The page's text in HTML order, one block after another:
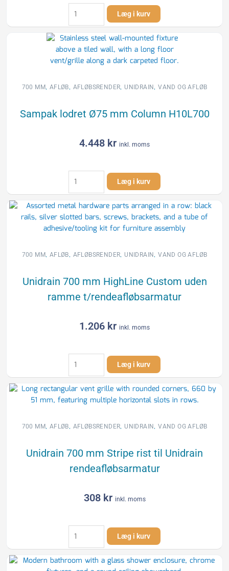
Ramme
messing
700/10
mm
antal
Læg i kurv
700 MM, AFLØB, AFLØBSRENDER, UNIDRAIN,VAND OG AFLØB
Sampak lodret Ø75 mm Column H10L700
4.448 kr inkl. moms
Sampak
lodret
Ø75
mm
Column
H10L700
Læg i kurv
700 MM, AFLØB, AFLØBSRENDER, UNIDRAIN,VAND OG AFLØB
Unidrain 700 mm HighLine Custom uden
ramme t/rendeafløbsarmatur
1.206 kr inkl. moms
Unidrain
700
mm
HighLine
Custom
ramme
antal
Læg i kurv
700 MM, AFLØB, AFLØBSRENDER, UNIDRAIN,VAND OG AFLØB
Unidrain 700 mm Stripe rist til Unidrain
rendeafløbsarmatur
308 kr inkl. moms
Unidrain
700
mm
Stripe
Læg i kurv